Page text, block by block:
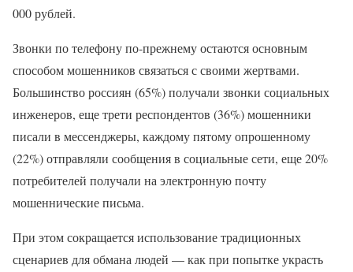
000 рублей.
Звонки по телефону по-прежнему остаются основным
способом мошенников связаться с своими жертвами.
Большинство россиян (65%) получали звонки социальных
инженеров, еще трети респондентов (36%) мошенники
писали в мессенджеры, каждому пятому опрошенному
(22%) отправляли сообщения в социальные сети, еще 20%
потребителей получали на электронную почту
мошеннические письма.
При этом сокращается использование традиционных
сценариев для обмана людей — как при попытке украсть